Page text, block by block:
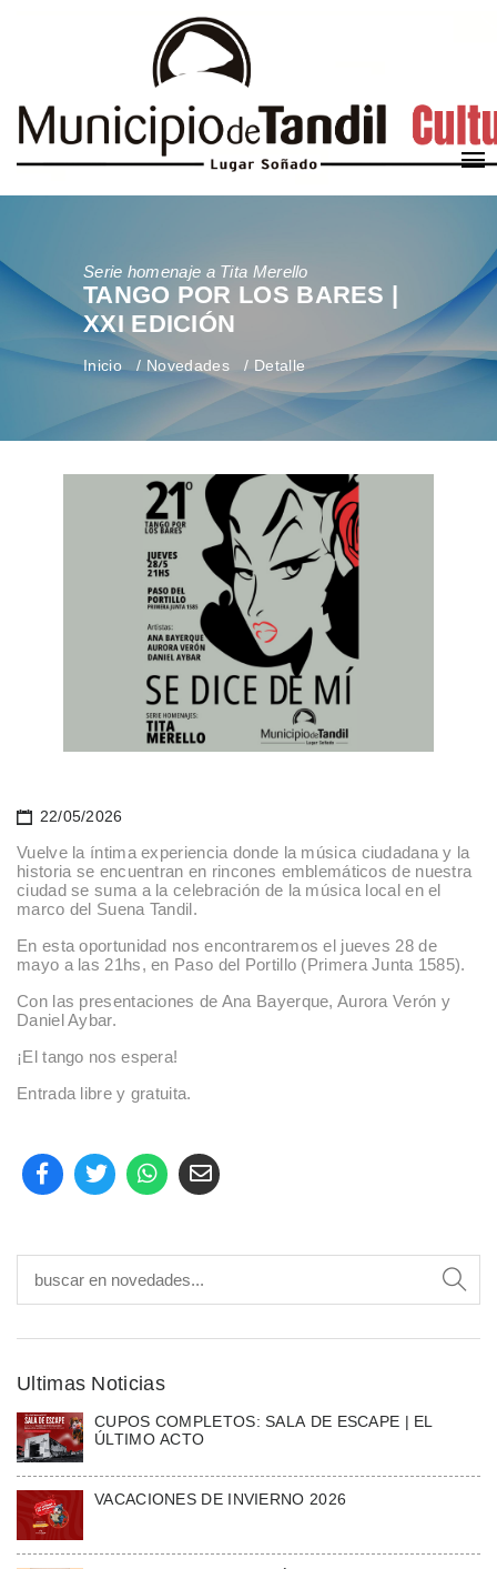
Serie homenaje a Tita Merello
TANGO POR LOS BARES |
XXI EDICIÓN
Inicio Novedades Detalle
22/05/2026
Vuelve la íntima experiencia donde la música ciudadana y la
historia se encuentran en rincones emblemáticos de nuestra
ciudad se suma a la celebración de la música local en el
marco del Suena Tandil.
En esta oportunidad nos encontraremos el jueves 28 de
mayo a las 21hs, en Paso del Portillo (Primera Junta 1585).
Con las presentaciones de Ana Bayerque, Aurora Verón y
Daniel Aybar.
¡El tango nos espera!
Entrada libre y gratuita.
Ultimas Noticias
CUPOS COMPLETOS: SALA DE ESCAPE | EL
ÚLTIMO ACTO
VACACIONES DE INVIERNO 2026